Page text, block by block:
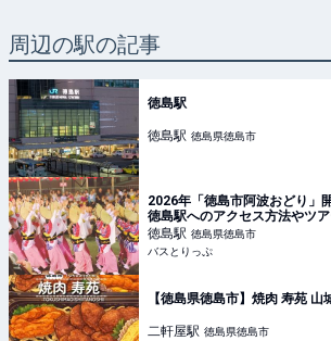
周辺の駅の記事
徳島駅
徳島駅 徳島県徳島市
2026年「徳島市阿波おどり」
徳島駅へのアクセス方法やツ
徳島駅 徳島県徳島市
バスとりっぷ
【徳島県徳島市】焼肉 寿苑 山
二軒屋駅 徳島県徳島市